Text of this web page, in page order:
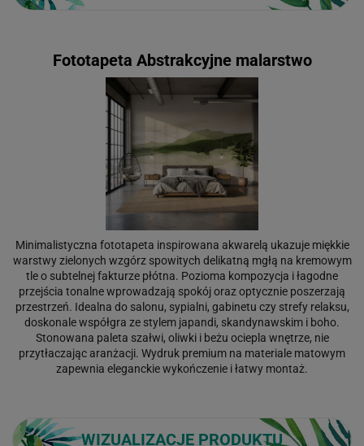
Fototapeta Abstrakcyjne malarstwo
Minimalistyczna fototapeta inspirowana akwarelą ukazuje miękkie
warstwy zielonych wzgórz spowitych delikatną mgłą na kremowym
tle o subtelnej fakturze płótna. Pozioma kompozycja i łagodne
przejścia tonalne wprowadzają spokój oraz optycznie poszerzają
przestrzeń. Idealna do salonu, sypialni, gabinetu czy strefy relaksu,
doskonale współgra ze stylem japandi, skandynawskim i boho.
Stonowana paleta szałwi, oliwki i beżu ociepla wnętrze, nie
przytłaczając aranżacji. Wydruk premium na materiale matowym
zapewnia eleganckie wykończenie i łatwy montaż.
WIZUALIZACJE PRODUKTU